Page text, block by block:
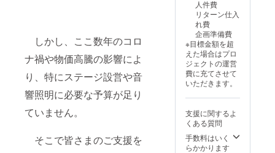
しかし、ここ数年のコロ
ナ禍や物価高騰の影響によ
り、特にステージ設営や音
響照明に必要な予算が足り
ていません。
そこで皆さまのご支援を
m ×
860mm
） ※お
名前の
掲載箇
所は変
更にな
る場合
があり
ます。
※備考欄
に掲示
させて
いただ
くお名
支援者
様との
連絡方
法：詳
細は
メール
で連絡
しま
す。
【サイ
ズ】 ス
テッ
カー
（50m
m ×
11:00-
18:00
・場
所：大
阪電気
通信大
学寝屋
川キャ
ンパス
・支援
交通費
や滞在
費：支
援者様
ジナル
タオル
ジナルT
シャツ
・オリ
ジナル
トート
バッグ
（総支
万円達
成）お
笑いラ
イブ優
人件費
リターン仕入
れ費
企画準備費
※目標金額を超
えた場合はプロ
ジェクトの運営
費に充てさせて
いただきます。
支援に関するよ
くある質問
手数料はいく
らかかります